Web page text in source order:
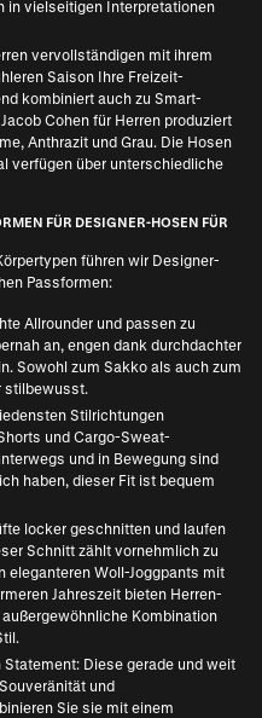
in vielseitigen Interpretationen
vervollständigen mit ihrem
Saison Ihre Freizeit-
kombiniert auch zu Smart-
Jacob Cohen für Herren produziert
Anthrazit und Grau. Die Hosen
verfügen über unterschiedliche
FÜR DESIGNER-HOSEN FÜR
führen wir Designer-
Passformen:
Allrounder und passen zu
an, engen dank durchdachter
Sowohl zum Sakko als auch zum
stilbewusst.
Stilrichtungen
und Cargo-Sweat-
und in Bewegung sind
haben, dieser Fit ist bequem
locker geschnitten und laufen
Schnitt zählt vornehmlich zu
eleganteren Woll-Joggpants mit
Jahreszeit bieten Herren-
Kombination
Diese gerade und weit
und
Sie sie mit einem